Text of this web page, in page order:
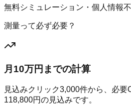
無料シミュレーション・個人情報
測量って必ず必要？
月10万円までの計算
見込みクリック3,000件から、必要
118,800円の見込みです。